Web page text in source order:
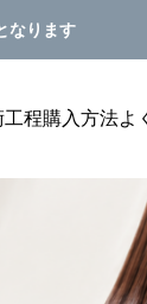
なります
工程購入方法よ